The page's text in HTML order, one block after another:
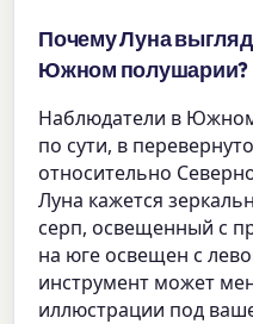
Почему Луна
Южном полушарии?
Наблюдатели в
по сути, в
относительно
Луна кажется
серп, освещенный с
на юге освещен с
инструмент может
иллюстрации под